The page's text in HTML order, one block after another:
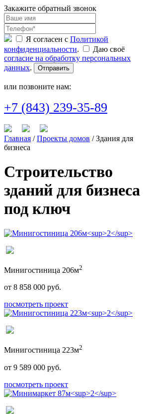
Закажите обратный звонок
Я согласен с Политикой
конфиденциальности.
Даю своё
согласие на обработку персональных
данных. Отправить
или позвоните нам:
+7 (843) 239-35-89
Главная /Проекты домов / Здания для
бизнеса
Строительство
зданий для бизнеса
под ключ
Минигостиница 206м2
от 8 858 000 руб.
посмотреть проект
Минигостиница 223м2
от 9 589 000 руб.
посмотреть проект